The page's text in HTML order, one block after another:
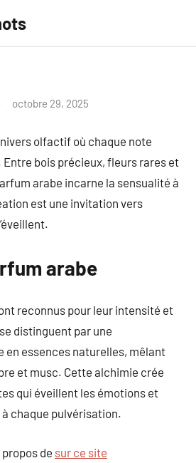
octobre 29, 2025
olfactif où chaque note
bois précieux, fleurs rares et
arabe incarne la sensualité à
est une invitation vers
arabe
reconnus pour leur intensité et
distinguent par une
en essences naturelles, mêlant
et musc. Cette alchimie crée
qui éveillent les émotions et
chaque pulvérisation.
de sur ce site